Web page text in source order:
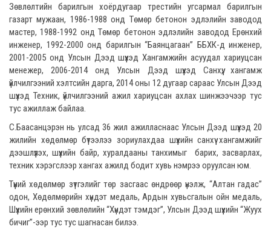
Зөвлөлтийн барилгын хоёрдугаар трестийн угсармал барилгын
газарт мужаан, 1986-1988 онд Төмөр бетонон эдлэлийн заводод
мастер, 1988-1992 онд Төмөр бетонон эдлэлийн заводод Ерөнхий
инженер, 1992-2000 онд барилгын “Баянцагаан” ББХК-д инженер,
2001-2005 онд Улсын Дээд шүүхэд Хангамжийн асуудал хариуцсан
менежер, 2006-2014 онд Улсын Дээд шүүхэд Санхүү, хангамж
үйлчилгээний хэлтсийн дарга, 2014 оны 12 дугаар сараас Улсын Дээд
шүүхэд Техник, үйлчилгээний ажил хариуцсан ахлах шинжээчээр тус
тус ажиллаж байлаа.
С.Баасанцэрэн нь улсад 36 жил ажилласнаас Улсын Дээд шүүхэд 20
жилийн хөдөлмөр бүтээлээ зориулахдаа шүүхийн санхүү хангамжийг
дээшлүүлэх, шүүхийн байр, хуралдааны танхимыг барих, засварлах,
техник хэрэгслээр хангах ажилд бодит хувь нэмрээ оруулсан юм.
Түүний хөдөлмөр зүтгэлийг төр засгаас өндрөөр үнэлж, “Алтан гадас”
одон, Хөдөлмөрийн хүндэт медаль, Ардын хувьсгалын ойн медаль,
Шүүхийн ерөнхий зөвлөлийн “Хүндэт тэмдэг”, Улсын Дээд шүүхийн “Жуух
бичиг”-ээр тус тус шагнасан билээ.